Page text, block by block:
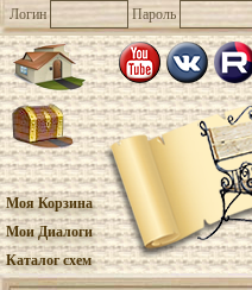
Логин Пароль
Моя Корзина
Мои Диалоги
Каталог схем